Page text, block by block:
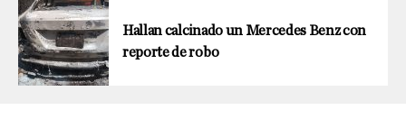
Hallan calcinado un Mercedes Benz con
reporte de robo